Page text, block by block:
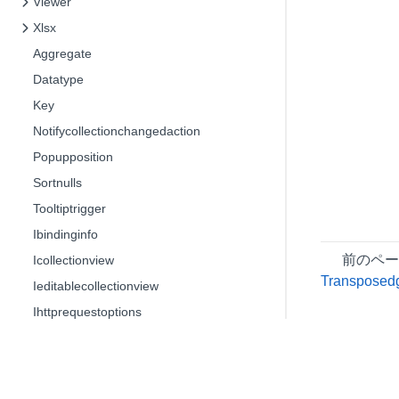
Xlsx
Aggregate
Datatype
Key
Notifycollectionchangedaction
Popupposition
Sortnulls
Tooltiptrigger
Ibindinginfo
Icollectionview
Ieditablecollectionview
Ihttprequestoptions
前のペ